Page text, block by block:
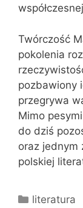
Twórczość
pokolenia
pozbawiony
przegrywa
Mimo
do dziś
oraz jednym
polskiej
Kategorie
literatura